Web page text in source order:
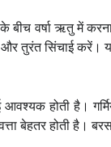
बीच वर्षा ऋतु में
तुरंत सिंचाई करें।
आवश्यक होती है।
बेहतर होती है।